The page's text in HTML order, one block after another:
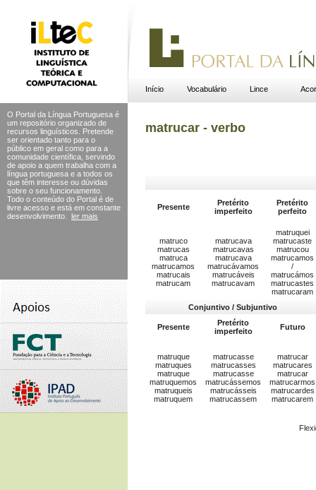
Início Vocabulário Lince
O Portal da Língua Portuguesa é
um repositório organizado de
recursos linguísticos. Pretende
ser orientado tanto para o
público em geral como para a
comunidade científica, servindo
de apoio a quem trabalha com a
língua portuguesa e a todos os
que têm interesse ou dúvidas
sobre o seu funcionamento.
Todo o conteúdo do Portal é de
livre acesso e está em constante
desenvolvimento.
ler mais
matrucar - verbo
Presente
Pretérito
imperfeito
Pretérito
perfeito
matruco
matrucas
matruca
matrucamos
matrucais
matrucam
matrucava
matrucavas
matrucava
matrucávamos
matrucáveis
matrucavam
matruquei
matrucaste
matrucou
matrucamos
/
matrucámos
matrucastes
matrucaram
Conjuntivo / Subjuntivo
Presente
Pretérito
imperfeito
Futuro
matruque
matruques
matruque
matruquemos
matruqueis
matruquem
matrucasse
matrucasses
matrucasse
matrucássemos
matrucásseis
matrucassem
matrucar
matrucares
matrucar
matrucarmos
matrucardes
matrucarem